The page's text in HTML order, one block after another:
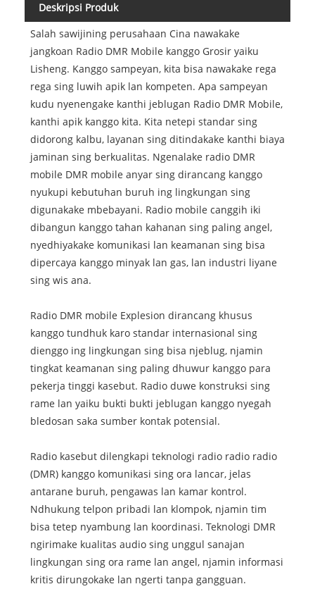
Deskripsi Produk
Salah sawijining perusahaan Cina nawakake
jangkoan Radio DMR Mobile kanggo Grosir yaiku
Lisheng. Kanggo sampeyan, kita bisa nawakake rega
rega sing luwih apik lan kompeten. Apa sampeyan
kudu nyenengake kanthi jeblugan Radio DMR Mobile,
kanthi apik kanggo kita. Kita netepi standar sing
didorong kalbu, layanan sing ditindakake kanthi biaya
jaminan sing berkualitas. Ngenalake radio DMR
mobile DMR mobile anyar sing dirancang kanggo
nyukupi kebutuhan buruh ing lingkungan sing
digunakake mbebayani. Radio mobile canggih iki
dibangun kanggo tahan kahanan sing paling angel,
nyedhiyakake komunikasi lan keamanan sing bisa
dipercaya kanggo minyak lan gas, lan industri liyane
sing wis ana.
Radio DMR mobile Explesion dirancang khusus
kanggo tundhuk karo standar internasional sing
dienggo ing lingkungan sing bisa njeblug, njamin
tingkat keamanan sing paling dhuwur kanggo para
pekerja tinggi kasebut. Radio duwe konstruksi sing
rame lan yaiku bukti bukti jeblugan kanggo nyegah
bledosan saka sumber kontak potensial.
Radio kasebut dilengkapi teknologi radio radio radio
(DMR) kanggo komunikasi sing ora lancar, jelas
antarane buruh, pengawas lan kamar kontrol.
Ndhukung telpon pribadi lan klompok, njamin tim
bisa tetep nyambung lan koordinasi. Teknologi DMR
ngirimake kualitas audio sing unggul sanajan
lingkungan sing ora rame lan angel, njamin informasi
kritis dirungokake lan ngerti tanpa gangguan.